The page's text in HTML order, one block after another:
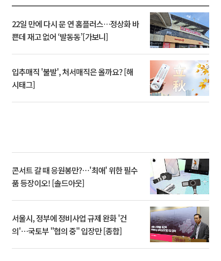
22일 만에 다시 문 연 홈플러스…정상화 바
쁜데 재고 없어 ‘발동동’[가보니]
입추매직 '불발', 처서매직은 올까요? [해
시태그]
콘서트 갈 때 응원봉만?⋯'최애' 위한 필수
품 등장이오! [솔드아웃]
서울시, 정부에 정비사업 규제 완화 '건
의'⋯국토부 "협의 중" 입장만 [종합]